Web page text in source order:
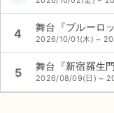
4 2026/10/01(木) ~
5 舞台『新宿羅生
2026/08/09(日) ~